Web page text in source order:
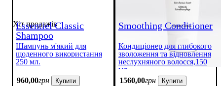
Хіт продажів
Essentiel Classic
Shampoo
Шампунь м'який для
щоденного використання
250 мл.
960,00грн Купити
Smoothing Conditioner
Кондиціонер для глибокого
зволоження та відновлення
неслухняного волосся,150
мл
1560,00грн Купити